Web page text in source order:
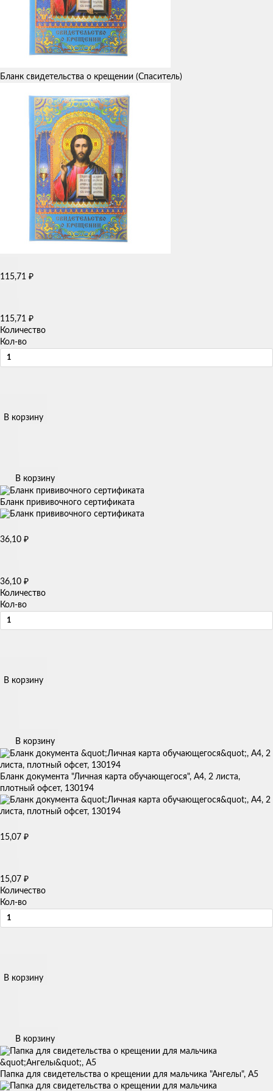
Бланк свидетельства о крещении (Спаситель)
115,71 ₽
115,71 ₽
Количество
Кол-во
В корзину
В корзину
Бланк прививочного сертификата
36,10 ₽
36,10 ₽
Количество
Кол-во
В корзину
В корзину
Бланк документа "Личная карта обучающегося", А4, 2 листа,
плотный офсет, 130194
15,07 ₽
15,07 ₽
Количество
Кол-во
В корзину
В корзину
Папка для свидетельства о крещении для мальчика "Ангелы", А5